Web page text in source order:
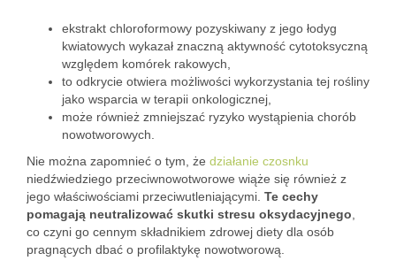
ekstrakt chloroformowy pozyskiwany z jego łodyg
kwiatowych wykazał znaczną aktywność cytotoksyczną
względem komórek rakowych,
to odkrycie otwiera możliwości wykorzystania tej rośliny
jako wsparcia w terapii onkologicznej,
może również zmniejszać ryzyko wystąpienia chorób
nowotworowych.
Nie można zapomnieć o tym, że działanie czosnku
niedźwiedziego przeciwnowotworowe wiąże się również z
jego właściwościami przeciwutleniającymi. Te cechy
pomagają neutralizować skutki stresu oksydacyjnego
co czyni go cennym składnikiem zdrowej diety dla osób
pragnących dbać o profilaktykę nowotworową.